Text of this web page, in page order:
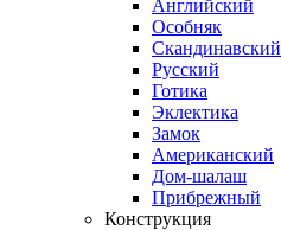
Английский
Особняк
Скандинавский
Русский
Готика
Эклектика
Замок
Американский
Дом-шалаш
Прибрежный
Конструкция